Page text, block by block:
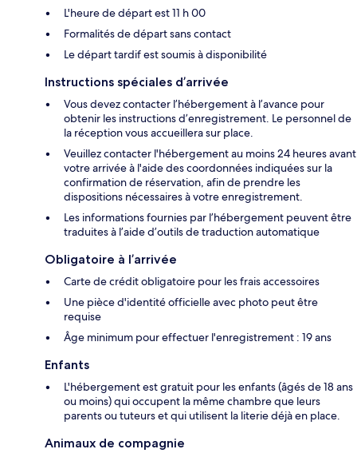
L'heure de départ est 11 h 00
Formalités de départ sans contact
Le départ tardif est soumis à disponibilité
Instructions spéciales d’arrivée
Vous devez contacter l’hébergement à l’avance pour
obtenir les instructions d’enregistrement. Le personnel de
la réception vous accueillera sur place.
Veuillez contacter l'hébergement au moins 24 heures avant
votre arrivée à l'aide des coordonnées indiquées sur la
confirmation de réservation, afin de prendre les
dispositions nécessaires à votre enregistrement.
Les informations fournies par l’hébergement peuvent être
traduites à l’aide d’outils de traduction automatique
Obligatoire à l’arrivée
Carte de crédit obligatoire pour les frais accessoires
Une pièce d'identité officielle avec photo peut être
requise
Âge minimum pour effectuer l'enregistrement : 19 ans
Enfants
L'hébergement est gratuit pour les enfants (âgés de 18 ans
ou moins) qui occupent la même chambre que leurs
parents ou tuteurs et qui utilisent la literie déjà en place.
Animaux de compagnie